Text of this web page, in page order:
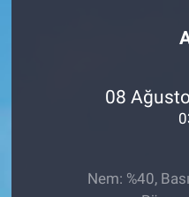
08
Nem: %40,